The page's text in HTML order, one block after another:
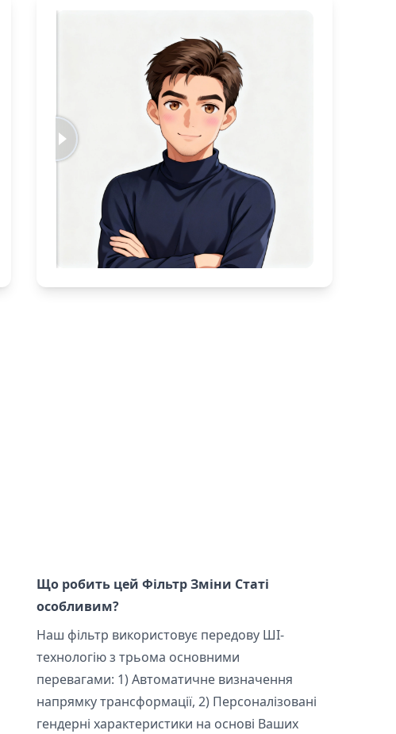
Що робить цей Фільтр Зміни Статі
особливим?
Наш фільтр використовує передову ШІ-
технологію з трьома основними
перевагами: 1) Автоматичне визначення
напрямку трансформації, 2) Персоналізовані
гендерні характеристики на основі Ваших